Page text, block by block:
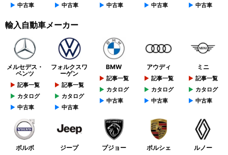
中古車
中古車
中古車
中古車
中古車
輸入自動車メーカー
メルセデス・
ベンツ
記事一覧
カタログ
中古車
フォルクスワ
ーゲン
記事一覧
カタログ
中古車
BMW
記事一覧
カタログ
中古車
アウディ
記事一覧
カタログ
中古車
ミニ
記事一覧
カタログ
中古車
ボルボ ジープ プジョー ポルシェ ルノー